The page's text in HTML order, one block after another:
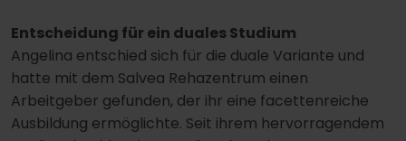
Entscheidung für ein duales Studium
Angelina entschied sich für die duale Variante und
hatte mit dem Salvea Rehazentrum einen
Arbeitgeber gefunden, der ihr eine facettenreiche
Ausbildung ermöglichte. Seit ihrem hervorragendem